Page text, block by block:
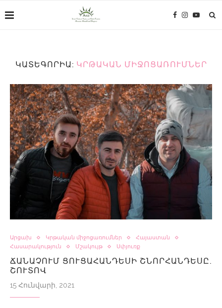
ԿԱՏԵԳՈՐԻԱ: ԿՐԹԱԿԱՆ ՄԻՋՈՑԱՌՈՒՄՆԵՐ
Արցախ Կրթական միջոցառումներ
Հայաստան
Հասարակություն
Մշակույթ Սփյուռք
ՃԱՆԱՉՈՒՄ ՑՈՒՑԱՀԱՆԴԵՍԻ ՇՆՈՐՀԱՆԴԵՍԸ.
ՇՈՒՏՈՎ
15 Հունվարի, 2021